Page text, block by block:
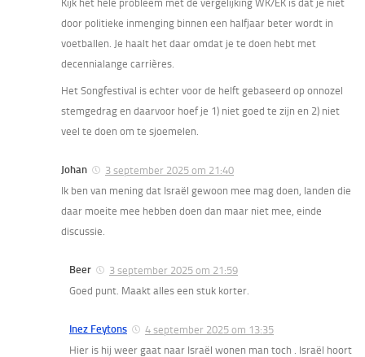
Kijk het hele probleem met de vergelijking WK/EK is dat je niet
door politieke inmenging binnen een halfjaar beter wordt in
voetballen. Je haalt het daar omdat je te doen hebt met
decennialange carrières.
Het Songfestival is echter voor de helft gebaseerd op onnozel
stemgedrag en daarvoor hoef je 1) niet goed te zijn en 2) niet
veel te doen om te sjoemelen.
Johan
3 september 2025 om 21:40
Ik ben van mening dat Israël gewoon mee mag doen, landen die
daar moeite mee hebben doen dan maar niet mee, einde
discussie.
Beer
3 september 2025 om 21:59
Goed punt. Maakt alles een stuk korter.
Inez Feytons
4 september 2025 om 13:35
Hier is hij weer gaat naar Israël wonen man toch . Israël hoort